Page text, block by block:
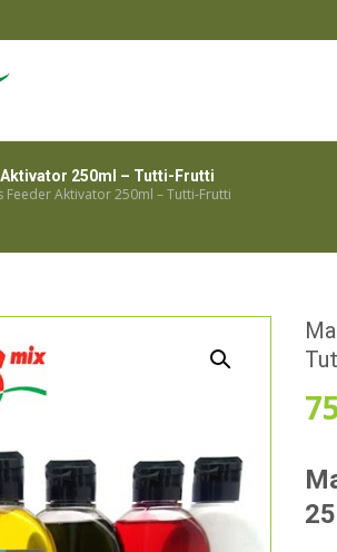
250ml – Tutti-Frutti
Feeder Aktivator 250ml – Tutti-Frutti